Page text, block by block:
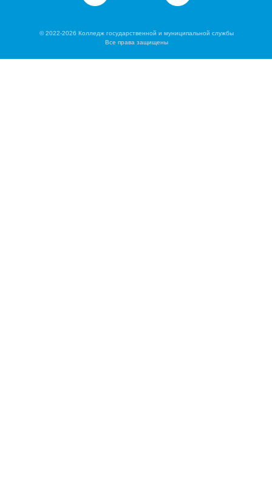
© 2022-2026 Колледж государственной и муниципальной службы
Все права защищены